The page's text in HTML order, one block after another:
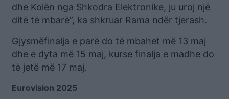
dhe Kolën nga Shkodra Elektronike, ju uroj një
ditë të mbarë”, ka shkruar Rama ndër tjerash.
Gjysmëfinalja e parë do të mbahet më 13 maj
dhe e dyta më 15 maj, kurse finalja e madhe do
të jetë më 17 maj.
Eurovision 2025